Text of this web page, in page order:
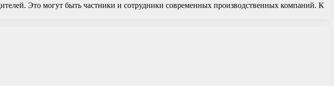
Это могут быть частники и сотрудники современных производственных компаний. К